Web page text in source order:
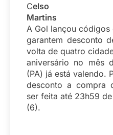
Celso
Martins
A Gol lançou códigos
garantem desconto
volta de quatro
aniversário no mês
(PA) já está valendo.
desconto a compra
ser feita até 23h59
(6).